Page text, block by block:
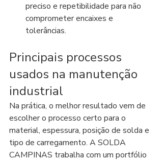
preciso e repetibilidade para não
comprometer encaixes e
tolerâncias.
Principais processos
usados na manutenção
industrial
Na prática, o melhor resultado vem de
escolher o processo certo para o
material, espessura, posição de solda e
tipo de carregamento. A SOLDA
CAMPINAS trabalha com um portfólio